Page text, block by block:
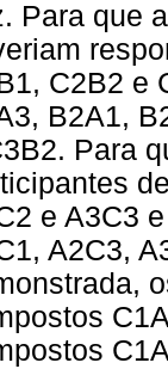
Para que
C2B2 e
B2A1,
Para
e A3C3
A2C3,